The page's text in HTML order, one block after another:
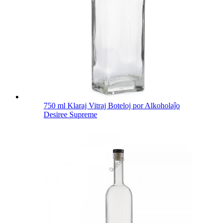
750 ml Klaraj Vitraj Boteloj por Alkoholaĵo
Desiree Supreme